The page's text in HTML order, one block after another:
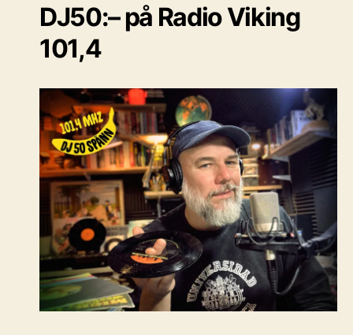
DJ50:– på Radio Viking
101,4